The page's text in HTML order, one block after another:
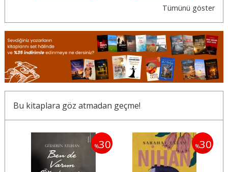
Tümünü göster
Bu kitaplara göz atmadan geçme!
%30 %30